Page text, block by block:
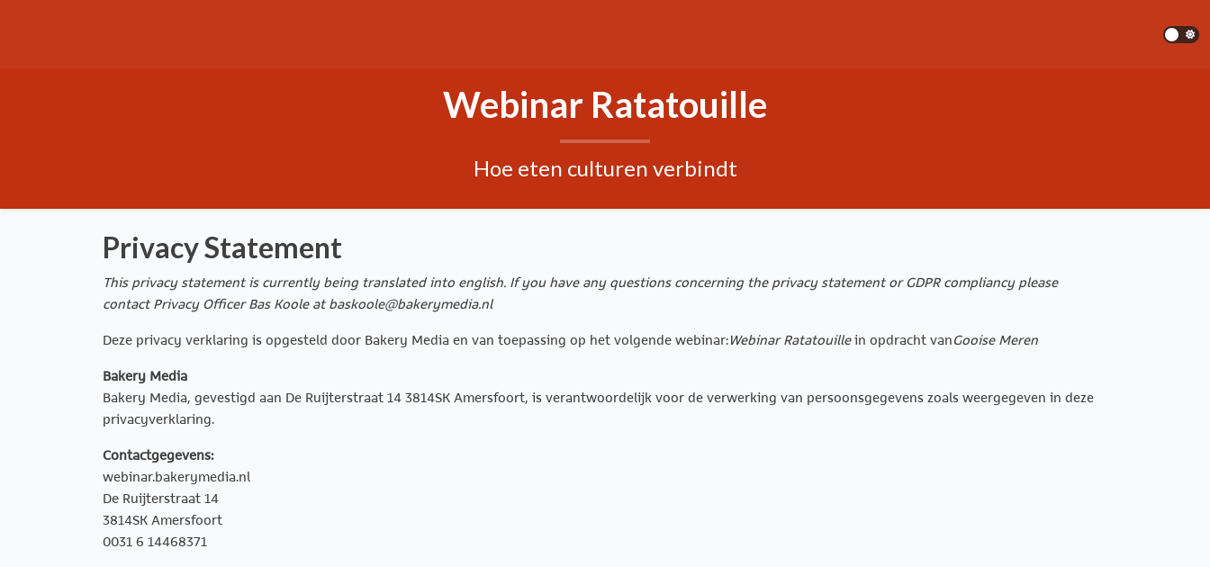
Webinar Ratatouille
Hoe eten culturen verbindt
Privacy Statement
This privacy statement is currently being translated into english. If you have any questions concerning the privacy statement or GDPR compliancy please
contact Privacy Officer Bas Koole at baskoole@bakerymedia.nl
Deze privacy verklaring is opgesteld door Bakery Media en van toepassing op het volgende webinar:Webinar Ratatouillein opdracht vanGooise Meren
Bakery Media
Bakery Media, gevestigd aan De Ruijterstraat 14 3814SK Amersfoort, is verantwoordelijk voor de verwerking van persoonsgegevens zoals weergegeven in deze
privacyverklaring.
Contactgegevens:
webinar.bakerymedia.nl
De Ruijterstraat 14
3814SK Amersfoort
0031 6 14468371